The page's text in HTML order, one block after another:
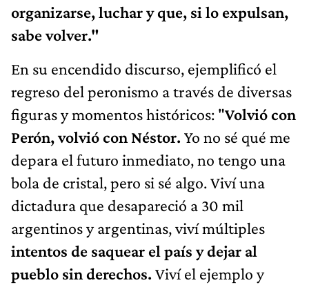
organizarse, luchar y que, si lo expulsan,
sabe volver."
En su encendido discurso, ejemplificó el
regreso del peronismo a través de diversas
figuras y momentos históricos: "Volvió con
Perón, volvió con Néstor. Yo no sé qué me
depara el futuro inmediato, no tengo una
bola de cristal, pero si sé algo. Viví una
dictadura que desapareció a 30 mil
argentinos y argentinas, viví múltiples
intentos de saquear el país y dejar al
pueblo sin derechos. Viví el ejemplo y